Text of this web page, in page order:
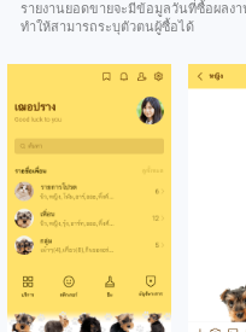
รายงานยอดขายจะมีข้อมูลวันที่ซื้อผลง
ทำให้สามารถระบุตัวตนผู้ซื้อได้